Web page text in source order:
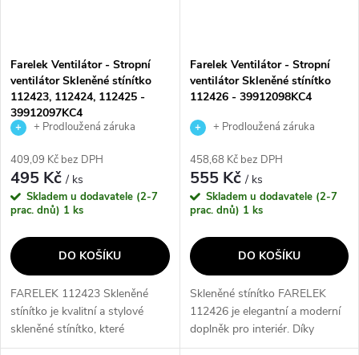
Farelek Ventilátor - Stropní
ventilátor Skleněné stínítko
112423, 112424, 112425 -
39912097KC4
+ Prodloužená záruka
409,09 Kč bez DPH
495 Kč/ ks
Skladem u dodavatele (2-7
prac. dnů) 1 ks
DO KOŠÍKU
FARELEK 112423 Skleněné
stínítko je kvalitní a stylové
skleněné stínítko, které
dokonale doplní interiér vašeho
Farelek Ventilátor - Stropní
ventilátor Skleněné stínítko
112426 - 39912098KC4
+ Prodloužená záruka
458,68 Kč bez DPH
555 Kč/ ks
Skladem u dodavatele (2-7
prac. dnů) 1 ks
DO KOŠÍKU
Skleněné stínítko FARELEK
112426 je elegantní a moderní
doplněk pro interiér. Díky
skleněnému materiálu je odolné